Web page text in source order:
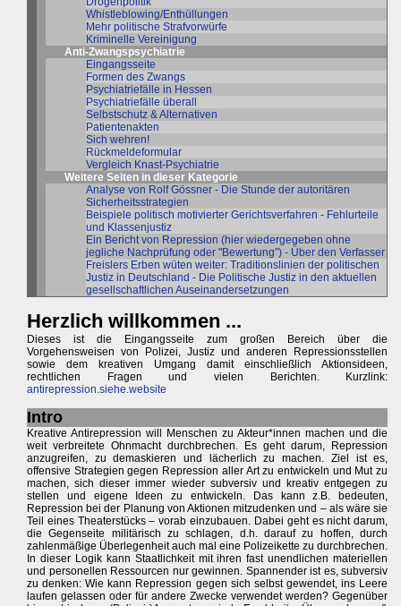
Whistleblowing/Enthüllungen
Mehr politische Strafvorwürfe
Kriminelle Vereinigung
Anti-Zwangspsychiatrie
Eingangsseite
Formen des Zwangs
Psychiatriefälle in Hessen
Psychiatriefälle überall
Selbstschutz & Alternativen
Patientenakten
Sich wehren!
Rückmeldeformular
Vergleich Knast-Psychiatrie
Weitere Seiten in dieser Kategorie
Analyse von Rolf Gössner - Die Stunde der autoritären
Sicherheitsstrategien
Beispiele politisch motivierter Gerichtsverfahren - Fehlurteile
und Klassenjustiz
Ein Bericht von Repression (hier wiedergegeben ohne
jegliche Nachprüfung oder "Bewertung") - Über den Verfasser
Freislers Erben wüten weiter: Traditionslinien der politischen
Justiz in Deutschland - Die Politische Justiz in den aktuellen
gesellschaftlichen Auseinandersetzungen
Herzlich willkommen ...
Dieses ist die Eingangsseite zum großen Bereich über die
Vorgehensweisen von Polizei, Justiz und anderen Repressionsstellen
sowie dem kreativen Umgang damit einschließlich Aktionsideen,
rechtlichen Fragen und vielen Berichten. Kurzlink:
antirepression.siehe.website
Intro
Kreative Antirepression will Menschen zu Akteur*innen machen und die
weit verbreitete Ohnmacht durchbrechen. Es geht darum, Repression
anzugreifen, zu demaskieren und lächerlich zu machen. Ziel ist es,
offensive Strategien gegen Repression aller Art zu entwickeln und Mut zu
machen, sich dieser immer wieder subversiv und kreativ entgegen zu
stellen und eigene Ideen zu entwickeln. Das kann z.B. bedeuten,
Repression bei der Planung von Aktionen mitzudenken und – als wäre sie
Teil eines Theaterstücks – vorab einzubauen. Dabei geht es nicht darum,
die Gegenseite militärisch zu schlagen, d.h. darauf zu hoffen, durch
zahlenmäßige Überlegenheit auch mal eine Polizeikette zu durchbrechen.
In dieser Logik kann Staatlichkeit mit ihren fast unendlichen materiellen
und personellen Ressourcen nur gewinnen. Spannender ist es, subversiv
zu denken: Wie kann Repression gegen sich selbst gewendet, ins Leere
laufen gelassen oder für andere Zwecke verwendet werden? Gegenüber